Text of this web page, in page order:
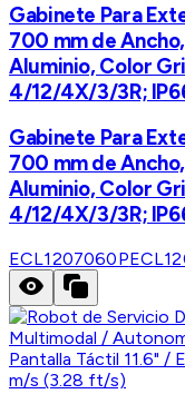
Gabinete Para
700 mm de
Aluminio, Color
4/12/4X/3/3R;
Gabinete Para
700 mm de
Aluminio, Color
4/12/4X/3/3R;
ECL1207060P